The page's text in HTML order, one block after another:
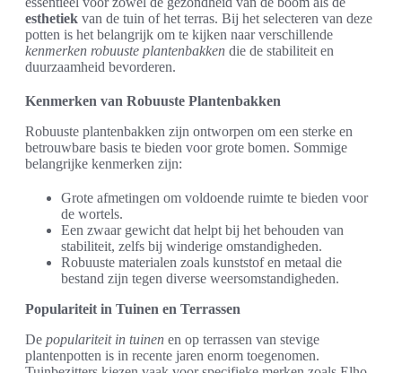
esthetiek van de tuin of het terras. Bij het selecteren van deze
potten is het belangrijk om te kijken naar verschillende
kenmerken robuuste plantenbakken die de stabiliteit en
duurzaamheid bevorderen.
Kenmerken van Robuuste Plantenbakken
Robuuste plantenbakken zijn ontworpen om een sterke en
betrouwbare basis te bieden voor grote bomen. Sommige
belangrijke kenmerken zijn:
Grote afmetingen om voldoende ruimte te bieden voor
de wortels.
Een zwaar gewicht dat helpt bij het behouden van
stabiliteit, zelfs bij winderige omstandigheden.
Robuuste materialen zoals kunststof en metaal die
bestand zijn tegen diverse weersomstandigheden.
Populariteit in Tuinen en Terrassen
De populariteit in tuinen en op terrassen van stevige
plantenpotten is in recente jaren enorm toegenomen.